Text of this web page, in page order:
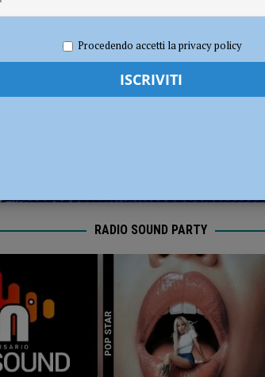
ecologico non possono mettere in ginocchio gli agricoltori”
Redazione FG Cronaca Piacenza
RADIO SOUND PARTY
Procedendo accetti la privacy policy